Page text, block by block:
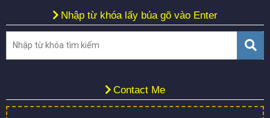
Nhập từ khóa lấy búa gõ vào Enter
Contact Me